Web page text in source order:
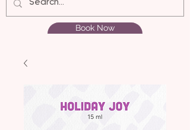
Book Now